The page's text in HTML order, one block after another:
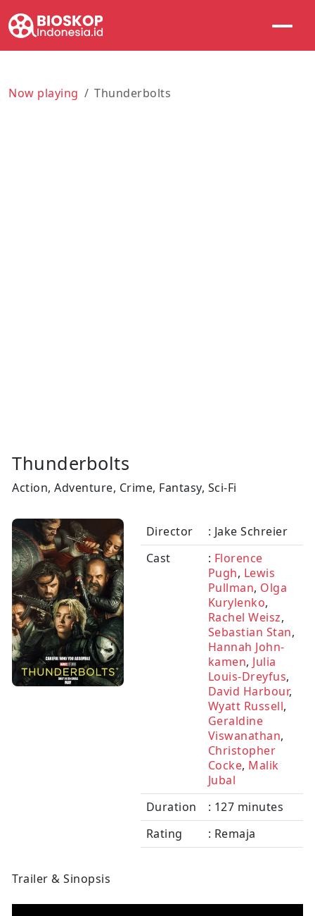
Now playing Thunderbolts
Thunderbolts
Action, Adventure, Crime, Fantasy, Sci-Fi
Director
: Jake Schreier
Cast
: Florence
Pugh, Lewis
Pullman, Olga
Kurylenko,
Rachel Weisz,
Sebastian Stan,
Hannah John-
kamen, Julia
Louis-Dreyfus,
David Harbour,
Wyatt Russell,
Geraldine
Viswanathan,
Christopher
Cocke, Malik
Jubal
Duration
: 127 minutes
Rating
: Remaja
Trailer & Sinopsis